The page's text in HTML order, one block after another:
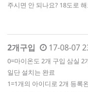
주시면 안 되나요? 18도로
2개구입 17-08-07
0=마이온도 2개 구입 삼실 2
일단 설치는 완료
1=1개의 아이디로 2개 등록